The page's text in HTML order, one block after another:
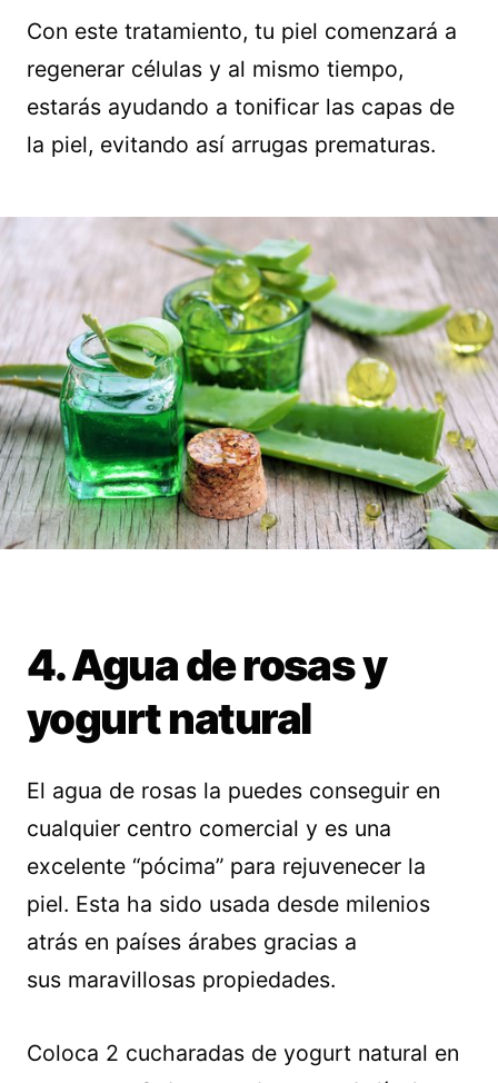
Con este tratamiento, tu piel comenzará a
regenerar células y al mismo tiempo,
estarás ayudando a tonificar las capas de
la piel, evitando así arrugas prematuras.
4. Agua de rosas y
yogurt natural
El agua de rosas la puedes conseguir en
cualquier centro comercial y es una
excelente “pócima” para rejuvenecer la
piel. Esta ha sido usada desde milenios
atrás en países árabes gracias a
sus maravillosas propiedades.
Coloca 2 cucharadas de yogurt natural en